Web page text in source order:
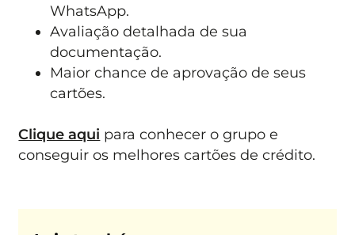
WhatsApp.
Avaliação detalhada de sua
documentação.
Maior chance de aprovação de seus
cartões.
Clique aqui para conhecer o grupo e
conseguir os melhores cartões de crédito.